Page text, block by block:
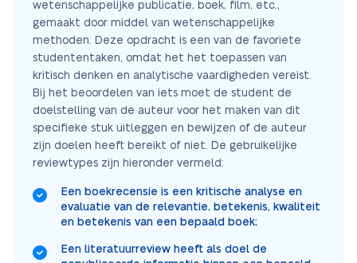
wetenschappelijke publicatie, boek, film, etc.,
gemaakt door middel van wetenschappelijke
methoden. Deze opdracht is een van de favoriete
studententaken, omdat het het toepassen van
kritisch denken en analytische vaardigheden vereist.
Bij het beoordelen van iets moet de student de
doelstelling van de auteur voor het maken van dit
specifieke stuk uitleggen en bewijzen of de auteur
zijn doelen heeft bereikt of niet. De gebruikelijke
reviewtypes zijn hieronder vermeld:
Een boekrecensie is een kritische analyse en
evaluatie van de relevantie, betekenis, kwaliteit
en betekenis van een bepaald boek;
Een literatuurreview heeft als doel de